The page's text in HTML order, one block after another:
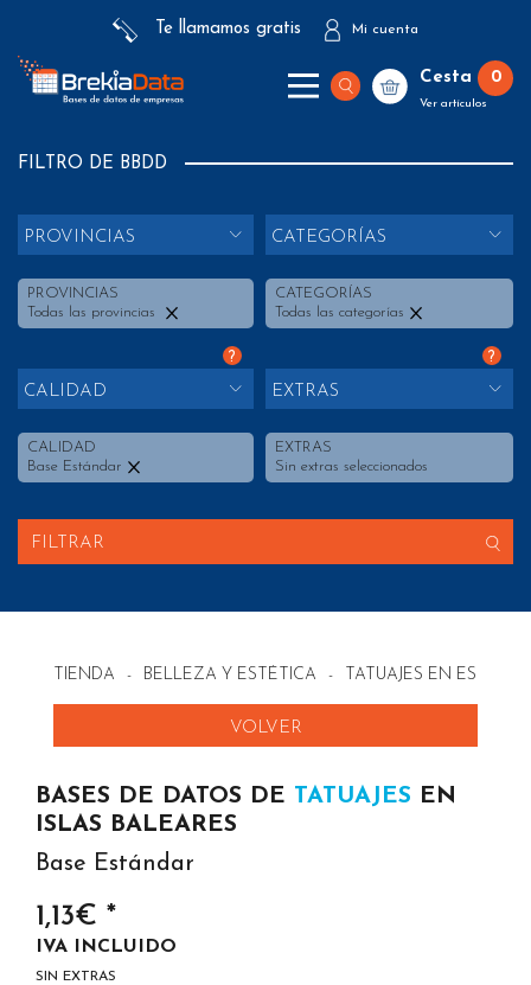
Te llamamos gratis Mi cuenta
Cesta 0
Ver artículos
FILTRO DE BBDD
PROVINCIAS
PROVINCIAS
Todas las provincias
CATEGORÍAS
CATEGORÍAS
Todas las categorías
?
CALIDAD
CALIDAD
Base Estándar
?
EXTRAS
EXTRAS
Sin extras seleccionados
FILTRAR
TIENDA - BELLEZA Y ESTÉTICA - TATUAJES EN ESPAÑA
VOLVER
BASES DE DATOS DE TATUAJES EN
ISLAS BALEARES
Base Estándar
1,13€ *
IVA INCLUIDO
SIN EXTRAS